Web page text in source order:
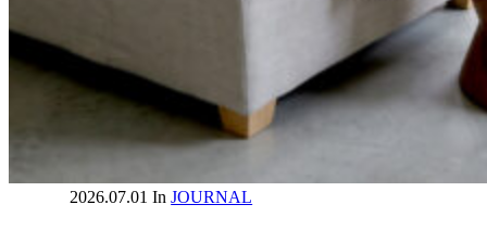
2026.07.01 In JOURNAL